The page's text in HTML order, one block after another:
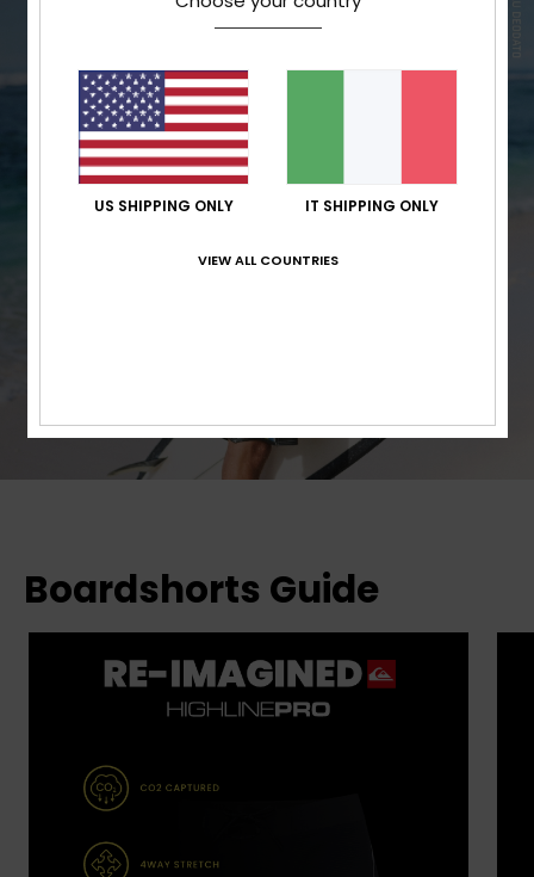
Boardshorts Guide
US SHIPPING ONLY IT SHIPPING ONLY
VIEW ALL COUNTRIES